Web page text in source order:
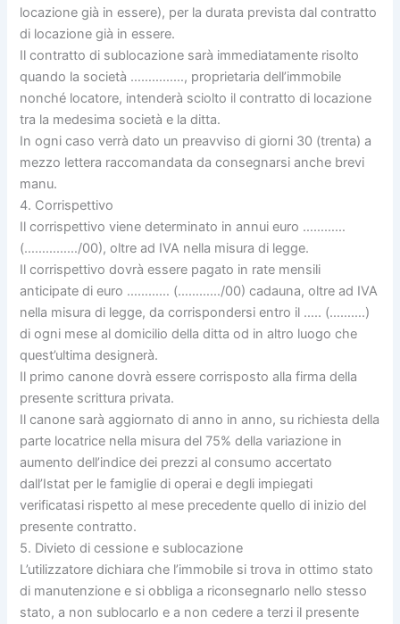
locazione già in essere), per la durata prevista dal contratto
di locazione già in essere.
Il contratto di sublocazione sarà immediatamente risolto
quando la società ……………, proprietaria dell’immobile
nonché locatore, intenderà sciolto il contratto di locazione
tra la medesima società e la ditta.
In ogni caso verrà dato un preavviso di giorni 30 (trenta) a
mezzo lettera raccomandata da consegnarsi anche brevi
manu.
4. Corrispettivo
Il corrispettivo viene determinato in annui euro …………
(……………/00), oltre ad IVA nella misura di legge.
Il corrispettivo dovrà essere pagato in rate mensili
anticipate di euro ………… (…………/00) cadauna, oltre ad IVA
nella misura di legge, da corrispondersi entro il ….. (……….)
di ogni mese al domicilio della ditta od in altro luogo che
quest’ultima designerà.
Il primo canone dovrà essere corrisposto alla firma della
presente scrittura privata.
Il canone sarà aggiornato di anno in anno, su richiesta della
parte locatrice nella misura del 75% della variazione in
aumento dell’indice dei prezzi al consumo accertato
dall’Istat per le famiglie di operai e degli impiegati
verificatasi rispetto al mese precedente quello di inizio del
presente contratto.
5. Divieto di cessione e sublocazione
L’utilizzatore dichiara che l’immobile si trova in ottimo stato
di manutenzione e si obbliga a riconsegnarlo nello stesso
stato, a non sublocarlo e a non cedere a terzi il presente